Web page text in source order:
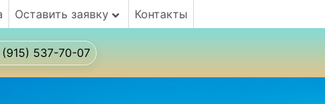
Оставить заявку Контакты
(915) 537-70-07